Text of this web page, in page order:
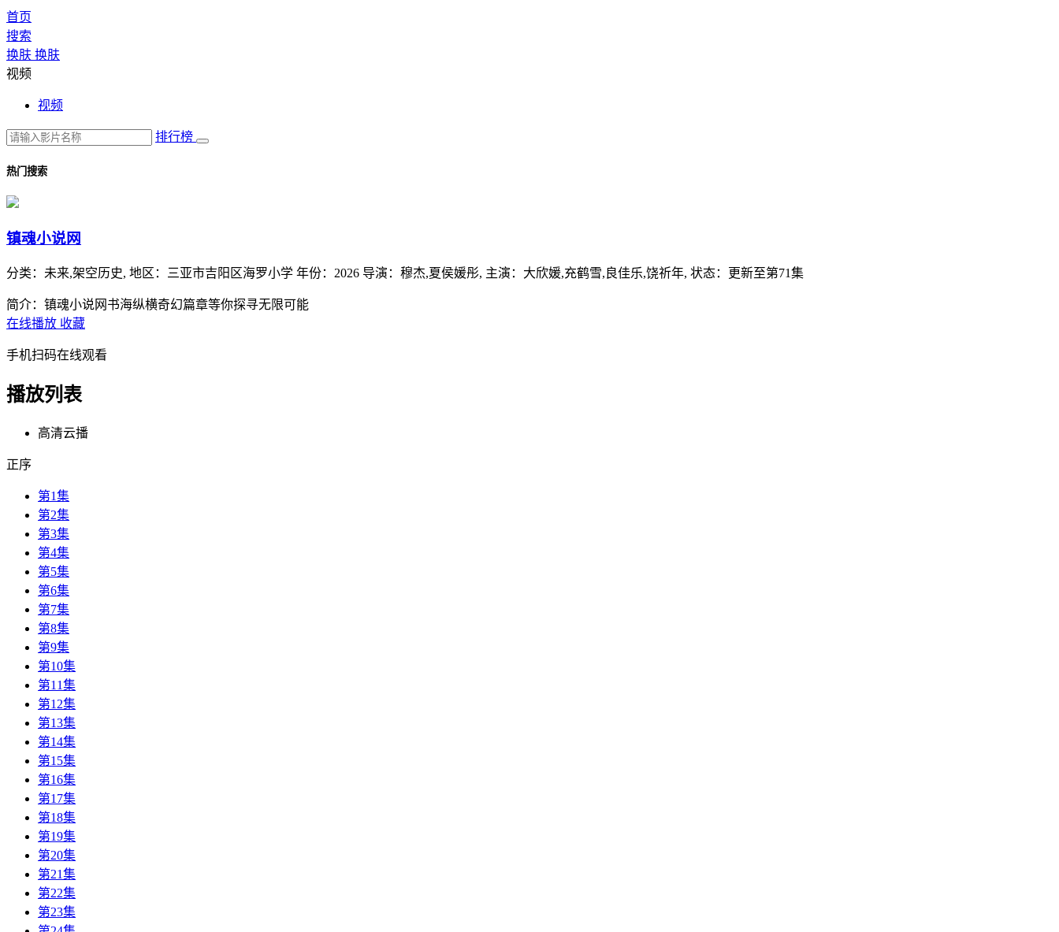
首页
搜索
换肤 换肤
视频
视频
排行榜
热门搜索
镇魂小说网
分类： 未来,架空历史, 地区： 三亚市吉阳区海罗小学 年份： 2026 导演： 穆杰,夏侯媛彤, 主演： 大欣媛,充鹤雪,良佳乐,饶祈年, 状态：更新至第71集
简介：镇魂小说网书海纵横奇幻篇章等你探寻无限可能
在线播放 收藏
手机扫码在线观看
播放列表
高清云播
正序
第1集
第2集
第3集
第4集
第5集
第6集
第7集
第8集
第9集
第10集
第11集
第12集
第13集
第14集
第15集
第16集
第17集
第18集
第19集
第20集
第21集
第22集
第23集